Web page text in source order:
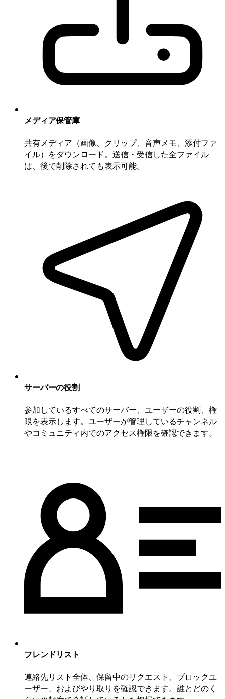
メディア保管庫
共有メディア（画像、クリップ、音声メモ、添付ファ
イル）をダウンロード。送信・受信した全ファイル
は、後で削除されても表示可能。
サーバーの役割
参加しているすべてのサーバー、ユーザーの役割、権
限を表示します。ユーザーが管理しているチャンネル
やコミュニティ内でのアクセス権限を確認できます。
フレンドリスト
連絡先リスト全体、保留中のリクエスト、ブロックユ
ーザー、およびやり取りを確認できます。誰とどのく